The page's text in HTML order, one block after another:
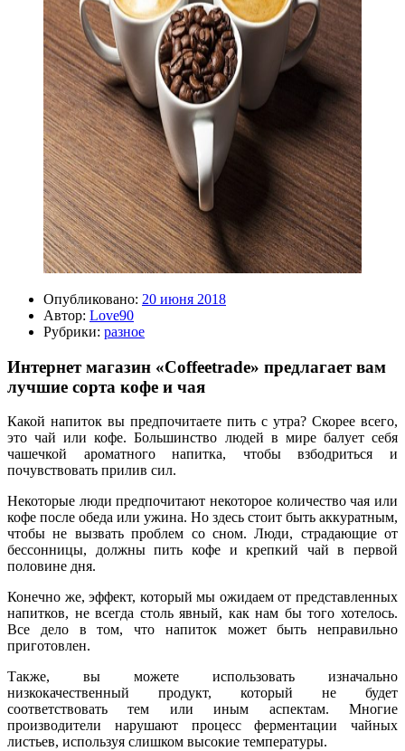
Опубликовано: 20 июня 2018
Автор: Love90
Рубрики: разное
Интернет магазин «Сoffeetrade» предлагает вам
лучшие сорта кофе и чая
Какой напиток вы предпочитаете пить с утра? Скорее всего,
это чай или кофе. Большинство людей в мире балует себя
чашечкой ароматного напитка, чтобы взбодриться и
почувствовать прилив сил.
Некоторые люди предпочитают некоторое количество чая или
кофе после обеда или ужина. Но здесь стоит быть аккуратным,
чтобы не вызвать проблем со сном. Люди, страдающие от
бессонницы, должны пить кофе и крепкий чай в первой
половине дня.
Конечно же, эффект, который мы ожидаем от представленных
напитков, не всегда столь явный, как нам бы того хотелось.
Все дело в том, что напиток может быть неправильно
приготовлен.
Также, вы можете использовать изначально
низкокачественный продукт, который не будет
соответствовать тем или иным аспектам. Многие
производители нарушают процесс ферментации чайных
листьев, используя слишком высокие температуры.